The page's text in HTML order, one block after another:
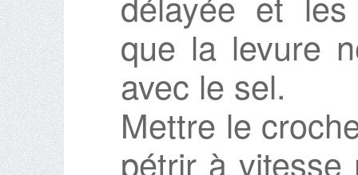
que la levure
avec le sel.
Mettre le
pétrir à vitesse